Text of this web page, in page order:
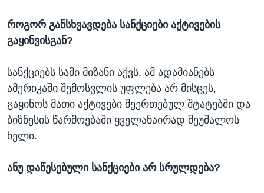
როგორ განსხვავდება სანქციები აქტივების
გაყინვისგან?
სანქციებს სამი მიზანი აქვს, ამ ადამიანებს
ამერიკაში შემოსვლის უფლება არ მისცეს,
გაყინოს მათი აქტივები შეერთებულ შტატებში და
ბიზნესის წარმოებაში ყველანაირად შეუშალოს
ხელი.
ანუ დაწესებული სანქციები არ სრულდება?